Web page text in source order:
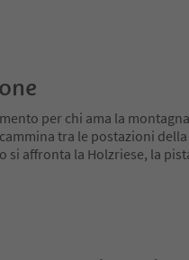
per chi ama la
tra le postazioni
si affronta la Holzriese, la